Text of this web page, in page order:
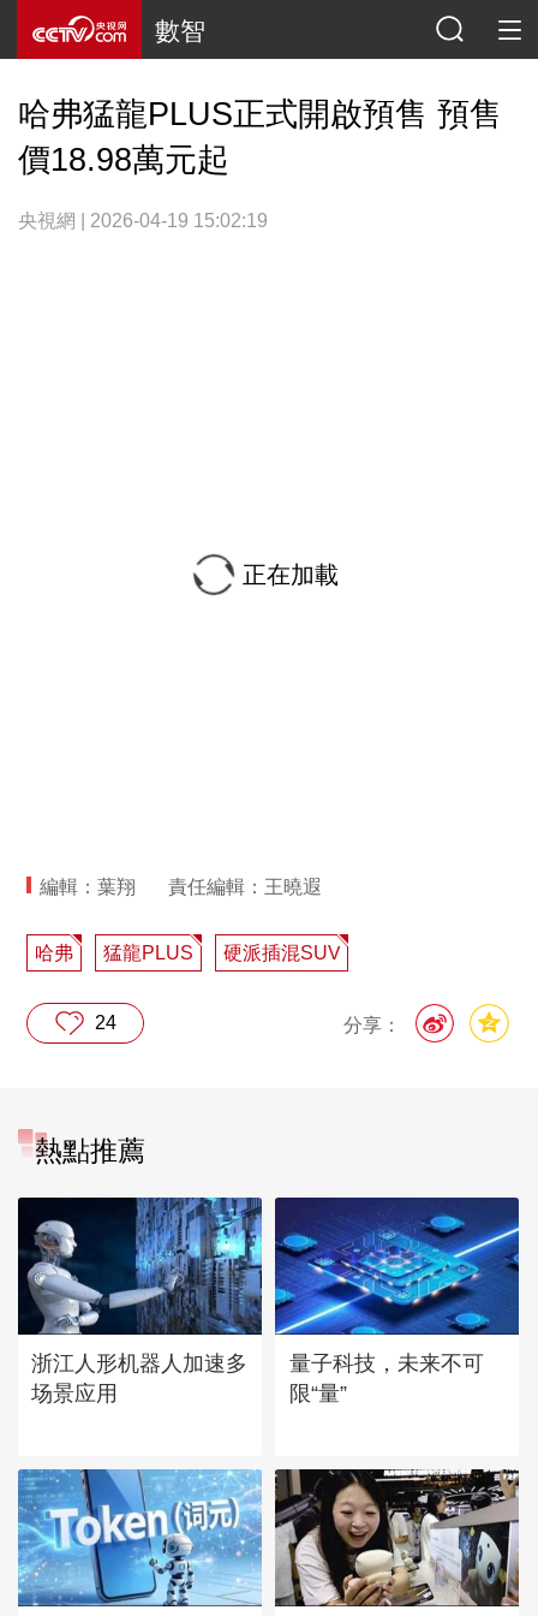
數智
哈弗猛龍PLUS正式開啟預售 預售
價18.98萬元起
央視網 | 2026-04-19 15:02:19
正在加載
編輯：葉翔 責任編輯：王曉遐
哈弗 猛龍PLUS 硬派插混SUV
分享：
24
熱點推薦
浙江人形机器人加速多
场景应用
量子科技，未来不可
限“量”